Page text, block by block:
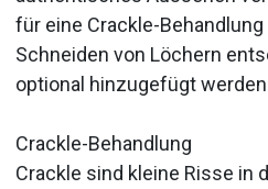
für eine Crackle-
Schneiden von Löchern
optional hinzugefügt
Crackle-Behandlung
Crackle sind kleine Risse in